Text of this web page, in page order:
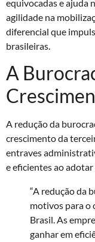
equivocadas e ajuda
agilidade na
diferencial que
brasileiras.
A
A redução da
crescimento da
entraves
e eficientes ao
“A redução da
motivos para o
Brasil. As
ganhar em